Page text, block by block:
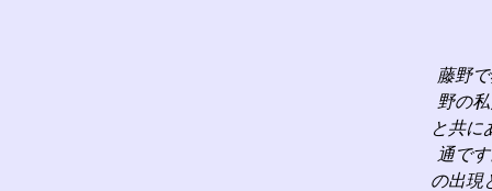
藤野
野の
と共に
通で
の出現